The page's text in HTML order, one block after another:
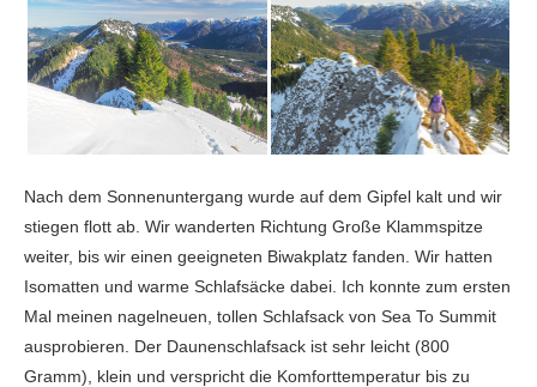
Nach dem Sonnenuntergang wurde auf dem Gipfel kalt und wir
stiegen flott ab. Wir wanderten Richtung Große Klammspitze
weiter, bis wir einen geeigneten Biwakplatz fanden. Wir hatten
Isomatten und warme Schlafsäcke dabei. Ich konnte zum ersten
Mal meinen nagelneuen, tollen Schlafsack von Sea To Summit
ausprobieren. Der Daunenschlafsack ist sehr leicht (800
Gramm), klein und verspricht die Komforttemperatur bis zu